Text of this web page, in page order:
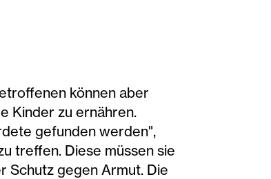
können aber
Kinder zu ernähren.
gefunden werden",
treffen. Diese müssen sie
Schutz gegen Armut. Die